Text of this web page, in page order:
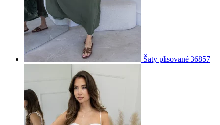
Šaty plisované 36857